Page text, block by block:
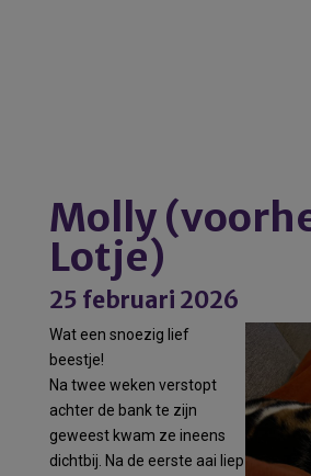
Molly
Lotje)
25 februari 2026
Wat een snoezig lief
beestje!
Na twee weken verstopt
achter de bank te zijn
geweest kwam ze ineens
dichtbij. Na de eerste aai liep